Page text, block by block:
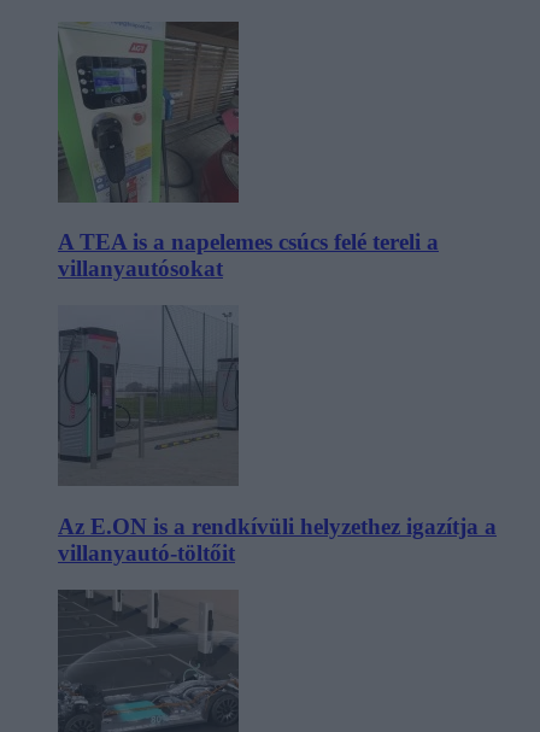
A TEA is a napelemes csúcs felé tereli a
villanyautósokat
Az E.ON is a rendkívüli helyzethez igazítja a
villanyautó-töltőit